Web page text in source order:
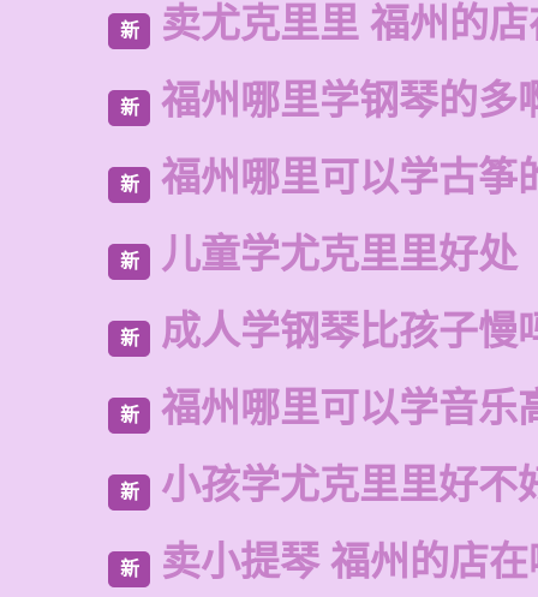
新 卖尤克里里 福州的
新 福州哪里学钢琴的多
新 福州哪里可以学古筝
新 儿童学尤克里里好处
新 成人学钢琴比孩子慢
新 福州哪里可以学音乐
新 小孩学尤克里里好不
新 卖小提琴 福州的店